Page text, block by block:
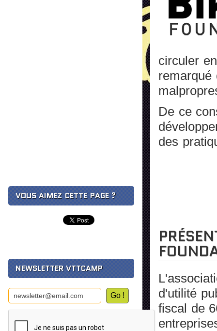
circuler
remarqué
De ce
des
d'utilité
fiscal de
VOUS AIMEZ CETTE PAGE ?
NEWSLETTER VTTCAMP